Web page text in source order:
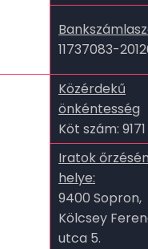
11737083-
Közérdekű
önkéntesség
Köt szám: 9171
Iratok
helye:
9400 Sopron,
Kölcsey
utca 5.